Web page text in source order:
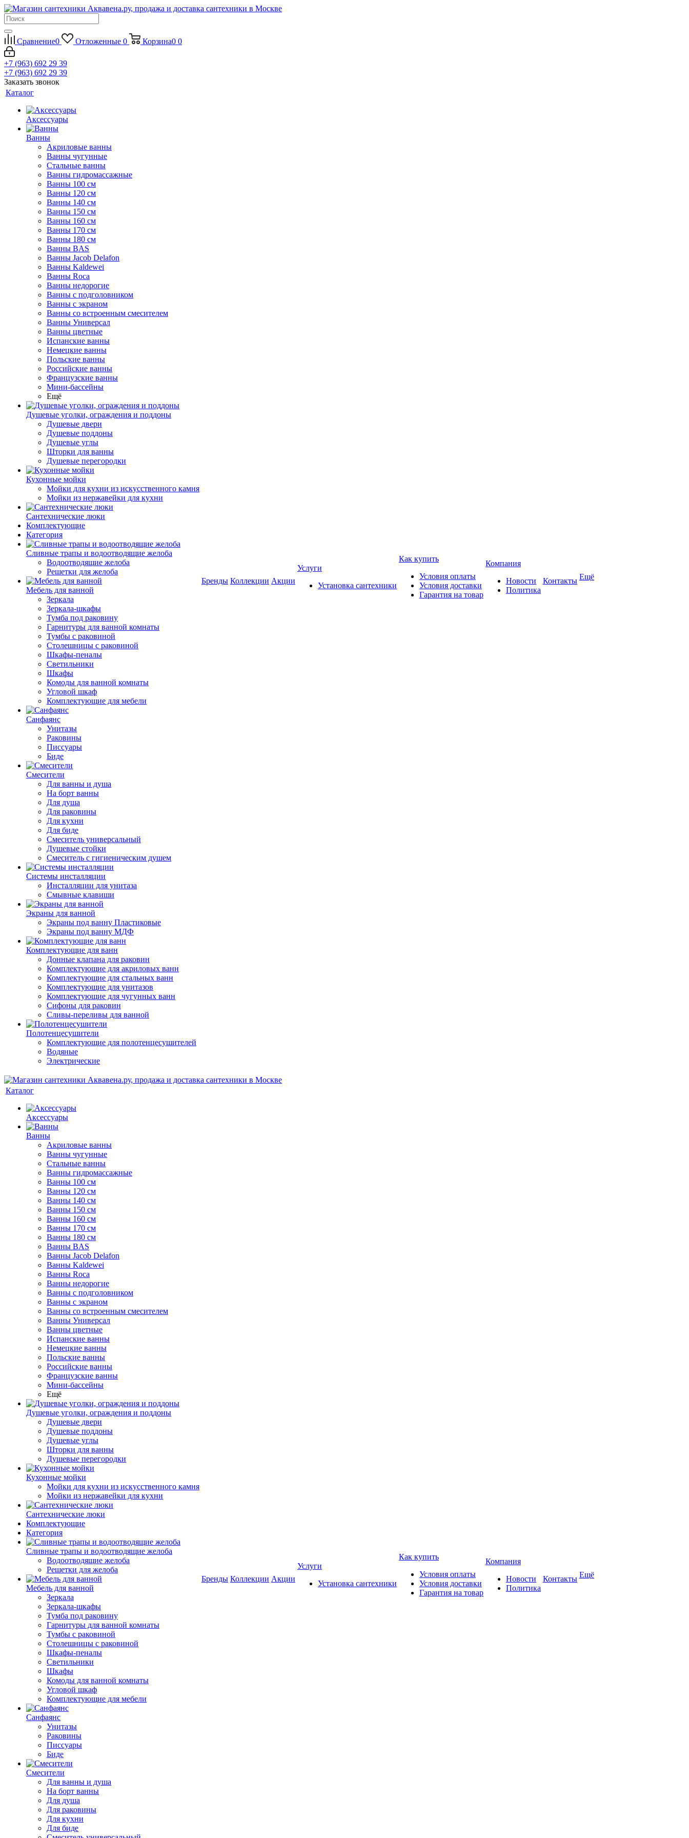
Сравнение0 Отложенные 0 Корзина0 0
+7 (963) 692 29 39
+7 (963) 692 29 39
Заказать звонок
Каталог
Аксессуары
Ванны
Акриловые ванны
Ванны чугунные
Стальные ванны
Ванны гидромассажные
Ванны 100 см
Ванны 120 см
Ванны 140 см
Ванны 150 см
Ванны 160 см
Ванны 170 см
Ванны 180 см
Ванны BAS
Ванны Jacob Delafon
Ванны Kaldewei
Ванны Roca
Ванны недорогие
Ванны с подголовником
Ванны с экраном
Ванны со встроенным смесителем
Ванны Универсал
Ванны цветные
Испанские ванны
Немецкие ванны
Польские ванны
Российские ванны
Французские ванны
Мини-бассейны
Ещё
Душевые уголки, ограждения и поддоны
Душевые двери
Душевые поддоны
Душевые углы
Шторки для ванны
Душевые перегородки
Кухонные мойки
Мойки для кухни из искусственного камня
Мойки из нержавейки для кухни
Сантехнические люки
Комплектующие
Категория
Cливные трапы и водоотводящие желоба
Водоотводящие желоба
Решетки для желоба
Мебель для ванной
Зеркала
Зеркала-шкафы
Тумба под раковину
Гарнитуры для ванной комнаты
Тумбы с раковиной
Столешницы с раковиной
Шкафы-пеналы
Светильники
Шкафы
Комоды для ванной комнаты
Угловой шкаф
Комплектующие для мебели
Санфаянс
Унитазы
Раковины
Писсуары
Биде
Смесители
Для ванны и душа
На борт ванны
Для душа
Для раковины
Для кухни
Для биде
Смеситель универсальный
Душевые стойки
Смеситель с гигиеническим душем
Системы инсталляции
Инсталляции для унитаза
Смывные клавиши
Экраны для ванной
Экраны под ванну Пластиковые
Экраны под ванну МДФ
Комплектующие для ванн
Донные клапана для раковин
Комплектующие для акриловых ванн
Комплектующие для стальных ванн
Комплектующие для унитазов
Комплектующие для чугунных ванн
Сифоны для раковин
Сливы-переливы для ванной
Полотенцесушители
Комплектующие для полотенцесушителей
Водяные
Электрические
Бренды Коллекции Акции
Услуги
Установка сантехники
Как купить
Условия оплаты
Условия доставки
Гарантия на товар
Компания
Новости
Политика
Контакты Ещё
Каталог
Аксессуары
Ванны
Акриловые ванны
Ванны чугунные
Стальные ванны
Ванны гидромассажные
Ванны 100 см
Ванны 120 см
Ванны 140 см
Ванны 150 см
Ванны 160 см
Ванны 170 см
Ванны 180 см
Ванны BAS
Ванны Jacob Delafon
Ванны Kaldewei
Ванны Roca
Ванны недорогие
Ванны с подголовником
Ванны с экраном
Ванны со встроенным смесителем
Ванны Универсал
Ванны цветные
Испанские ванны
Немецкие ванны
Польские ванны
Российские ванны
Французские ванны
Мини-бассейны
Ещё
Душевые уголки, ограждения и поддоны
Душевые двери
Душевые поддоны
Душевые углы
Шторки для ванны
Душевые перегородки
Кухонные мойки
Мойки для кухни из искусственного камня
Мойки из нержавейки для кухни
Сантехнические люки
Комплектующие
Категория
Cливные трапы и водоотводящие желоба
Водоотводящие желоба
Решетки для желоба
Мебель для ванной
Зеркала
Зеркала-шкафы
Тумба под раковину
Гарнитуры для ванной комнаты
Тумбы с раковиной
Столешницы с раковиной
Шкафы-пеналы
Светильники
Шкафы
Комоды для ванной комнаты
Угловой шкаф
Комплектующие для мебели
Санфаянс
Унитазы
Раковины
Писсуары
Биде
Смесители
Для ванны и душа
На борт ванны
Для душа
Для раковины
Для кухни
Для биде
Бренды Коллекции Акции
Услуги
Установка сантехники
Как купить
Условия оплаты
Условия доставки
Гарантия на товар
Компания
Новости
Политика
Контакты Ещё